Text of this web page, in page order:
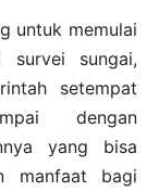
untuk memulai
sungai,
setempat
dengan
yang bisa
manfaat bagi